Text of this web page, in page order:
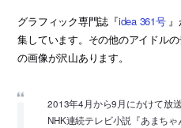
グラフィック専門誌『idea 361号
集しています。その他のアイドル
の画像が沢山あります。
2013年4月から9月にかけて放
NHK連続テレビ小説『あまち